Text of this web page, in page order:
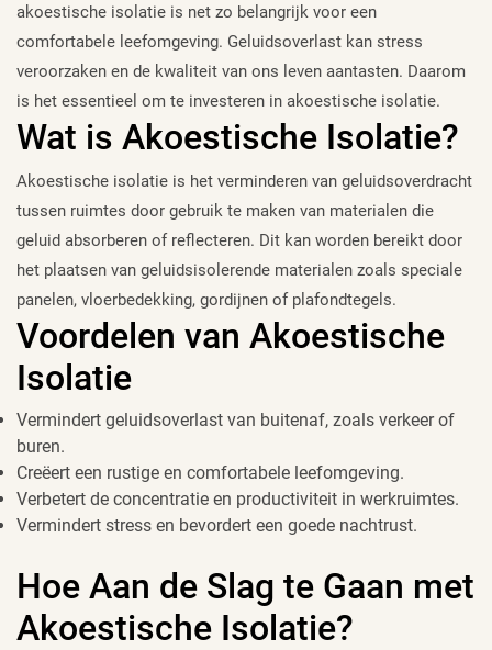
akoestische isolatie is net zo belangrijk voor een
comfortabele leefomgeving. Geluidsoverlast kan stress
veroorzaken en de kwaliteit van ons leven aantasten. Daarom
is het essentieel om te investeren in akoestische isolatie.
Wat is Akoestische Isolatie?
Akoestische isolatie is het verminderen van geluidsoverdracht
tussen ruimtes door gebruik te maken van materialen die
geluid absorberen of reflecteren. Dit kan worden bereikt door
het plaatsen van geluidsisolerende materialen zoals speciale
panelen, vloerbedekking, gordijnen of plafondtegels.
Voordelen van Akoestische
Isolatie
Vermindert geluidsoverlast van buitenaf, zoals verkeer of
buren.
Creëert een rustige en comfortabele leefomgeving.
Verbetert de concentratie en productiviteit in werkruimtes.
Vermindert stress en bevordert een goede nachtrust.
Hoe Aan de Slag te Gaan met
Akoestische Isolatie?